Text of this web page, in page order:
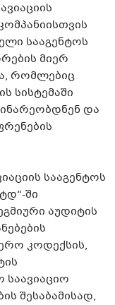
სააგენტოს
მიერ
რომლებიც
სისტემაში
და
სააგენტოს
ში
აუდიტის
კოდექსის,
შესაბამისად,